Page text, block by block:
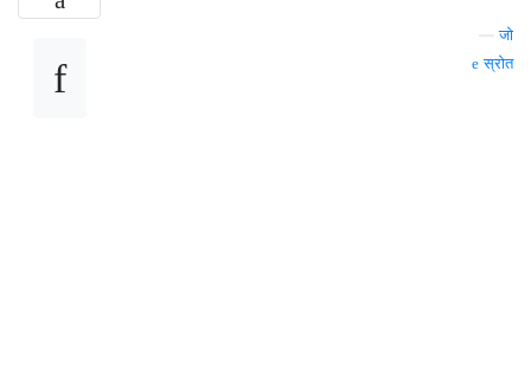
—जो
स्रोत